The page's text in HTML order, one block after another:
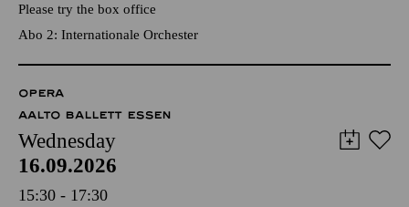
Please try the box office
Abo 2: Internationale Orchester
OPERA
AALTO BALLETT ESSEN
Wednesday
16.09.2026
15:30 - 17:30